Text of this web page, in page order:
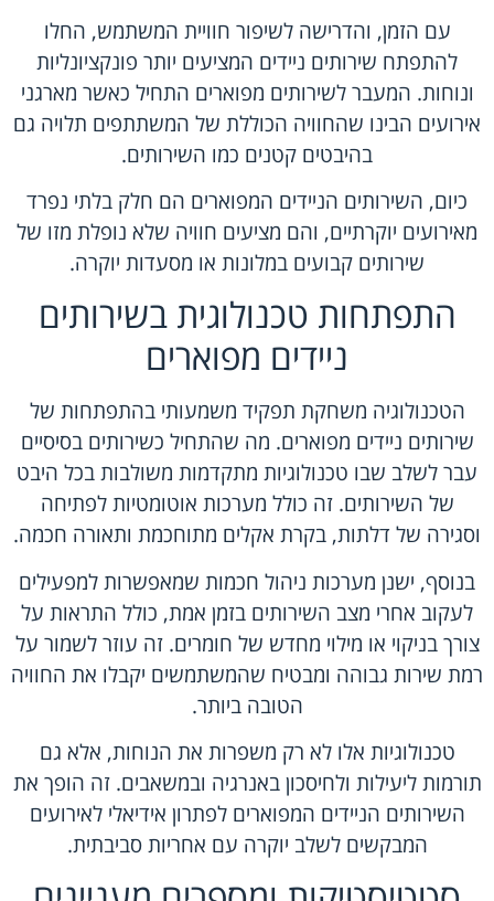
עם הזמן, והדרישה לשיפור חוויית המשתמש, החלו
להתפתח שירותים ניידים המציעים יותר פונקציונליות
ונוחות. המעבר לשירותים מפוארים התחיל כאשר מארגני
אירועים הבינו שהחוויה הכוללת של המשתתפים תלויה גם
בהיבטים קטנים כמו השירותים.
כיום, השירותים הניידים המפוארים הם חלק בלתי נפרד
מאירועים יוקרתיים, והם מציעים חוויה שלא נופלת מזו של
שירותים קבועים במלונות או מסעדות יוקרה.
התפתחות טכנולוגית בשירותים
ניידים מפוארים
הטכנולוגיה משחקת תפקיד משמעותי בהתפתחות של
שירותים ניידים מפוארים. מה שהתחיל כשירותים בסיסיים
עבר לשלב שבו טכנולוגיות מתקדמות משולבות בכל היבט
של השירותים. זה כולל מערכות אוטומטיות לפתיחה
וסגירה של דלתות, בקרת אקלים מתוחכמת ותאורה חכמה.
בנוסף, ישנן מערכות ניהול חכמות שמאפשרות למפעילים
לעקוב אחרי מצב השירותים בזמן אמת, כולל התראות על
צורך בניקוי או מילוי מחדש של חומרים. זה עוזר לשמור על
רמת שירות גבוהה ומבטיח שהמשתמשים יקבלו את החוויה
הטובה ביותר.
טכנולוגיות אלו לא רק משפרות את הנוחות, אלא גם
תורמות ליעילות ולחיסכון באנרגיה ובמשאבים. זה הופך את
השירותים הניידים המפוארים לפתרון אידיאלי לאירועים
המבקשים לשלב יוקרה עם אחריות סביבתית.